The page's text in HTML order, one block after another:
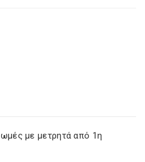
με μετρητά από 1η